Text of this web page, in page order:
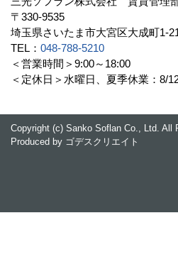
〒330-9535
埼玉県さいたま市大宮区大成町
TEL： 048-788-5210
＜営業時間＞9:00～18:00
＜定休日＞水曜日、夏季休業：8/
Copyright (c) Sanko Soflan Co., Ltd. All
Produced by ゴデスクリエイト